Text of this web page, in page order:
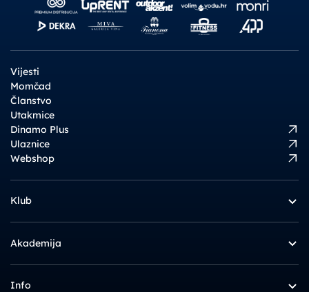
Vijesti
Momčad
Članstvo
Utakmice
Dinamo Plus
Ulaznice
Webshop
Klub
Akademija
Info